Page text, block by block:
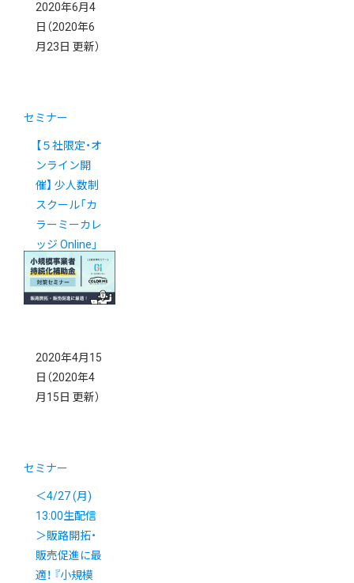
2020年6月4
日 （2020年6
月23日 更新）
セミナー
【５社限定・オ
ンライン開
催】 少人数制
スクール「カ
ラーミーカレ
ッジ Online」
第1期生募集！
2020年4月15
日 （2020年4
月15日 更新）
セミナー
＜4/27 (月)
13:00生配信
＞販路開拓・
販売促進に最
適！ 『小規模